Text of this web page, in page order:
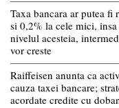
Taxa bancara ar putea
si 0,2% la cele mici,
nivelul acesteia,
vor creste
Raiffeisen anunta ca
cauza taxei bancare;
acordate credite cu